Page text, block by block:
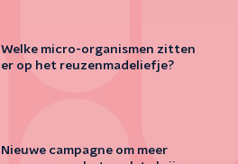
Welke micro-organismen zitten
er op het reuzenmadeliefje?
Nieuwe campagne om meer